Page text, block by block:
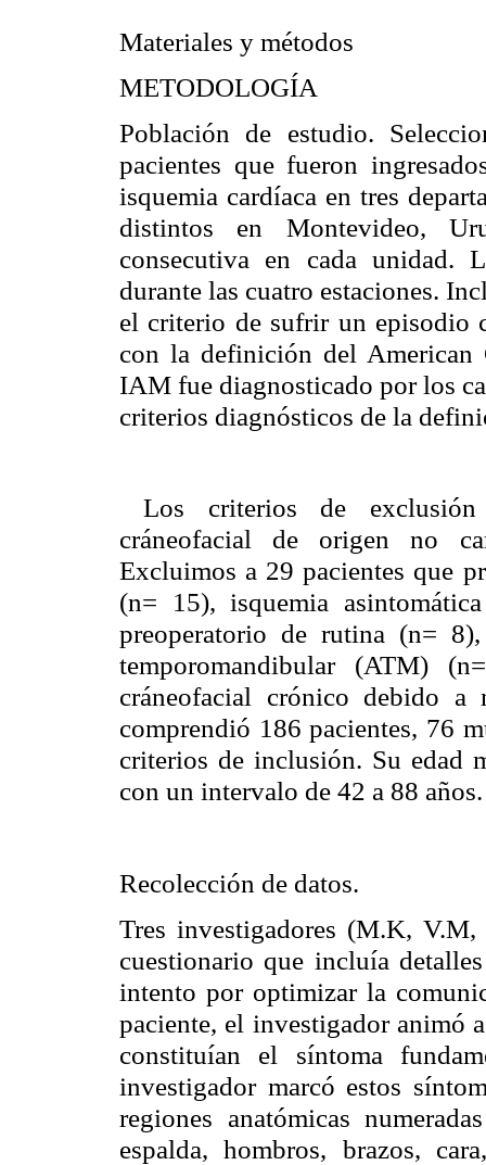
Materiales y métodos
METODOLOGÍA
Población de estudio.
pacientes que fueron
isquemia cardíaca en tres
distintos en Montevideo,
consecutiva en cada unidad.
durante las cuatro estaciones.
el criterio de sufrir un episodio
con la definición del
IAM fue diagnosticado por los
criterios diagnósticos de la
Los criterios de exclusión
cráneofacial de origen no
Excluimos a 29 pacientes que
(n= 15), isquemia
preoperatorio de rutina (n=
temporomandibular (ATM)
cráneofacial crónico debido
comprendió 186 pacientes, 76
criterios de inclusión. Su edad
con un intervalo de 42 a
Recolección de datos.
Tres investigadores (M.K,
cuestionario que incluía
intento por optimizar la
paciente, el investigador animó
constituían el síntoma
investigador marcó estos
regiones anatómicas
espalda, hombros, brazos,